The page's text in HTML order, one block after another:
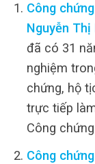
Công
Nguyễn Thị
đã có 31
nghiệm
chứng, hộ
trực tiếp
Công
Công